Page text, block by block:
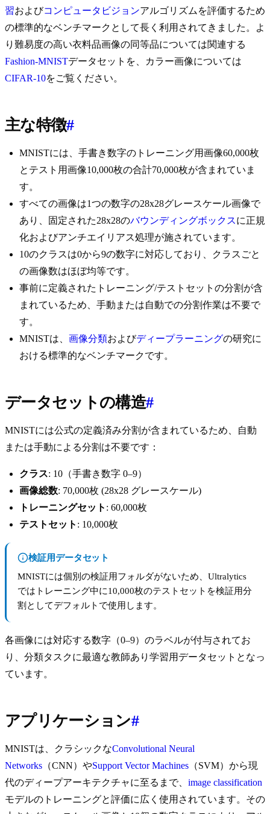
習およびコンピュータビジョンアルゴリズムを評価するため
の標準的なベンチマークとして長く利用されてきました。よ
り難易度の高い衣料品画像の同等品については関連する
Fashion-MNISTデータセットを、カラー画像については
CIFAR-10をご覧ください。
主な特徴#
MNISTには、手書き数字のトレーニング用画像60,000枚
とテスト用画像10,000枚の合計70,000枚が含まれていま
す。
すべての画像は1つの数字の28x28グレースケール画像で
あり、固定された28x28のバウンディングボックスに正規
化およびアンチエイリアス処理が施されています。
10のクラスは0から9の数字に対応しており、クラスごと
の画像数はほぼ均等です。
事前に定義されたトレーニング/テストセットの分割が含
まれているため、手動または自動での分割作業は不要で
す。
MNISTは、 画像分類およびディープラーニングの研究に
おける標準的なベンチマークです。
データセットの構造#
MNISTには公式の定義済み分割が含まれているため、自動
または手動による分割は不要です：
クラス: 10（手書き数字 0–9）
画像総数: 70,000枚 (28x28 グレースケール)
トレーニングセット : 60,000枚
テストセット : 10,000枚
検証用データセット
MNISTには個別の検証用フォルダがないため、Ultralytics
ではトレーニング中に10,000枚のテストセットを検証用分
割としてデフォルトで使用します。
各画像には対応する数字（0–9）のラベルが付与されてお
り、分類タスクに最適な教師あり学習用データセットとなっ
ています。
アプリケーション#
MNISTは、クラシックなConvolutional Neural
Networks （CNN）やSupport Vector Machines （SVM）から現
代のディープアーキテクチャに至るまで、 image classification
モデルのトレーニングと評価に広く使用されています。その